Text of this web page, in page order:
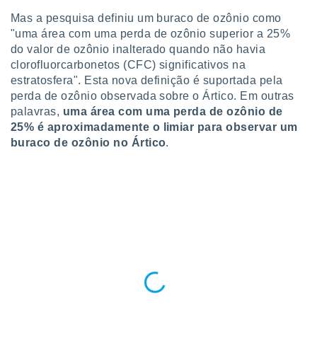
criar
medir
da
medir o
dos
Mas a pesquisa definiu um buraco de ozônio como
"uma área com uma perda de ozônio superior a 25%
do valor de ozônio inalterado quando não havia
clorofluorcarbonetos (CFC) significativos na
estratosfera". Esta nova definição é suportada pela
perda de ozônio observada sobre o Ártico. Em outras
palavras, uma área com uma perda de ozônio de
25% é aproximadamente o limiar para observar um
buraco de ozônio no Ártico.